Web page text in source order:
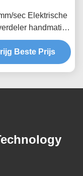
sec Elektrische
handmatige
automatische
X-180
Beste Prijs